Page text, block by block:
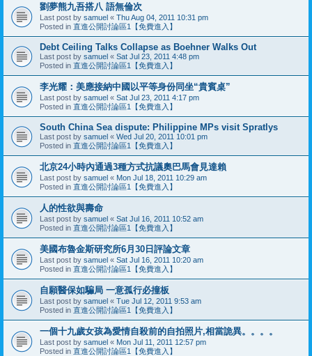
劉夢熊九吾搭八 語無倫次
Last post by samuel « Thu Aug 04, 2011 10:31 pm
Posted in 直進公開討論區1【免費進入】
Debt Ceiling Talks Collapse as Boehner Walks Out
Last post by samuel « Sat Jul 23, 2011 4:48 pm
Posted in 直進公開討論區1【免費進入】
李光耀：美應接納中國以平等身份同坐“貴賓桌”
Last post by samuel « Sat Jul 23, 2011 4:17 pm
Posted in 直進公開討論區1【免費進入】
South China Sea dispute: Philippine MPs visit Spratlys
Last post by samuel « Wed Jul 20, 2011 10:01 pm
Posted in 直進公開討論區1【免費進入】
北京24小時內通過3種方式抗議奧巴馬會見達賴
Last post by samuel « Mon Jul 18, 2011 10:29 am
Posted in 直進公開討論區1【免費進入】
人的性欲與壽命
Last post by samuel « Sat Jul 16, 2011 10:52 am
Posted in 直進公開討論區1【免費進入】
美國布魯金斯研究所6月30日評論文章
Last post by samuel « Sat Jul 16, 2011 10:20 am
Posted in 直進公開討論區1【免費進入】
自願醫保如騙局 一意孤行必撞板
Last post by samuel « Tue Jul 12, 2011 9:53 am
Posted in 直進公開討論區1【免費進入】
一個十九歲女孩為愛情自殺前的自拍照片,相當詭異。。。。
Last post by samuel « Mon Jul 11, 2011 12:57 pm
Posted in 直進公開討論區1【免費進入】